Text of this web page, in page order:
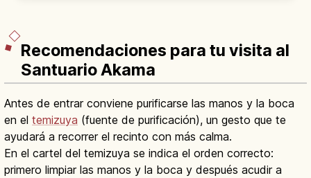
Recomendaciones para tu visita al
Santuario Akama
Antes de entrar conviene purificarse las manos y la boca
en el temizuya (fuente de purificación), un gesto que te
ayudará a recorrer el recinto con más calma.
En el cartel del temizuya se indica el orden correcto:
primero limpiar las manos y la boca y después acudir a